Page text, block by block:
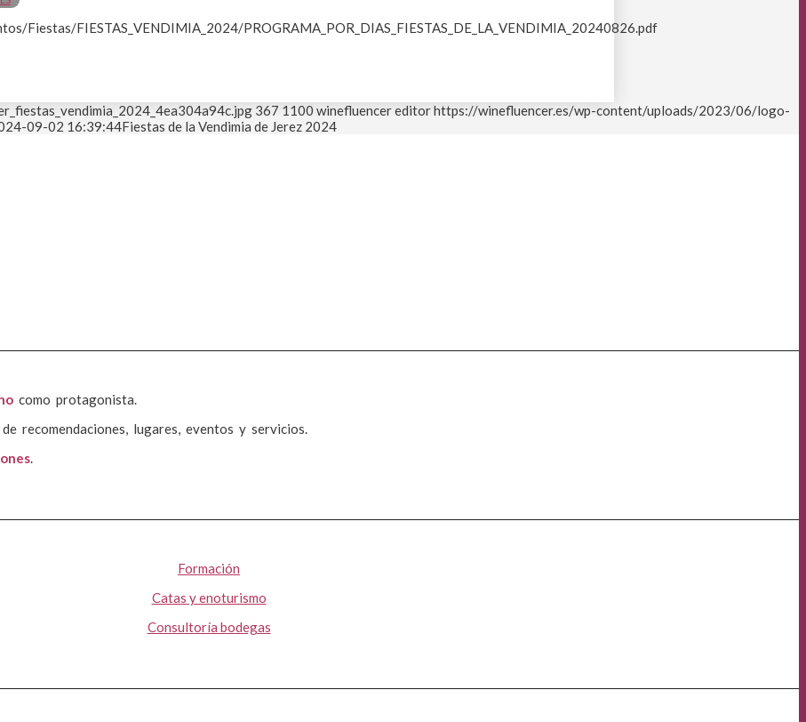
Fiestas/FIESTAS_VENDIMIA_2024/PROGRAMA_POR_DIAS_FIESTAS_DE_LA_VENDIMIA_20240826.pdf
367 1100 winefluencer editorhttps://winefluencer.es/wp-content/uploads/2023/06/logo-
09-02 16:39:44Fiestas de la Vendimia de Jerez 2024
como protagonista.
recomendaciones, lugares, eventos y servicios.
.
Formación
Catas y enoturismo
Consultoría bodegas